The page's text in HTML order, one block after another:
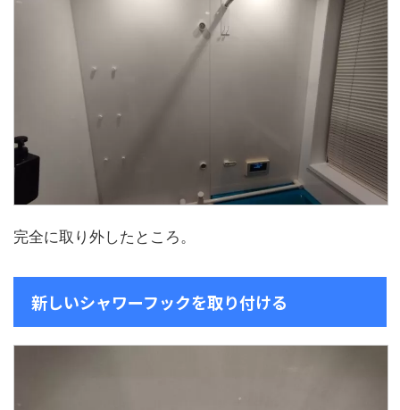
完全に取り外したところ。
新しいシャワーフックを取り付ける